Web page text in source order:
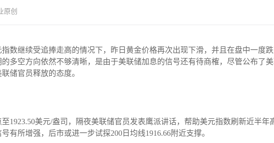
原创
数继续受追捧走高的情况下，昨日黄金价格再次出现下滑，并且在盘中一度
多空方向依然不够清晰，是由于美联储加息的信号还有待商榷，尽管公布了
储官员释放的态度。
1923.50美元/盎司，隔夜美联储官员发表鹰派讲话，帮助美元指数刷新近半年
有所增强，后市或进一步试探200日均线1916.66附近支撑。